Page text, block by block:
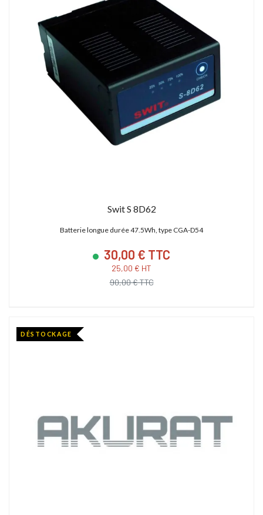
Swit S 8D62
Batterie longue durée 47.5Wh, type CGA-D54
30,00 € TTC
25,00 € HT
90,00 € TTC
DÉSTOCKAGE